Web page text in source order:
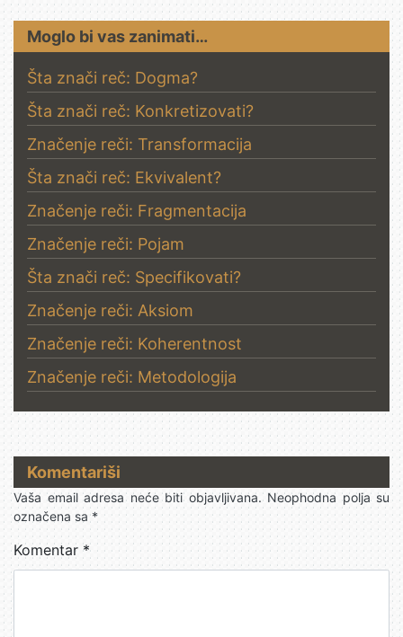
Moglo bi vas zanimati…
Šta znači reč: Dogma?
Šta znači reč: Konkretizovati?
Značenje reči: Transformacija
Šta znači reč: Ekvivalent?
Značenje reči: Fragmentacija
Značenje reči: Pojam
Šta znači reč: Specifikovati?
Značenje reči: Aksiom
Značenje reči: Koherentnost
Značenje reči: Metodologija
Komentariši
Vaša email adresa neće biti objavljivana. Neophodna polja su
označena sa*
Komentar *